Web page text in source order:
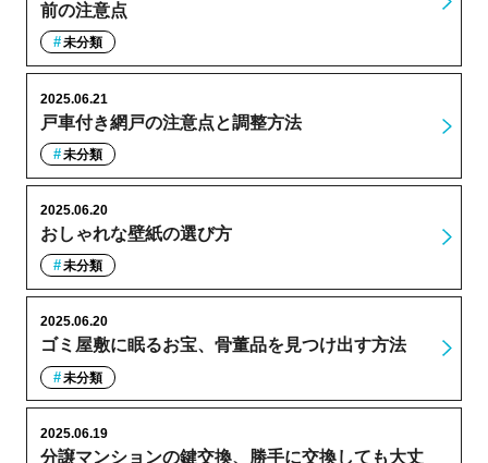
前の注意点
未分類
戸車付き網戸の注意点と調整方法
2025.06.21
未分類
おしゃれな壁紙の選び方
2025.06.20
未分類
ゴミ屋敷に眠るお宝、骨董品を見つけ出す方法
2025.06.20
未分類
分譲マンションの鍵交換、勝手に交換しても大丈
2025.06.19